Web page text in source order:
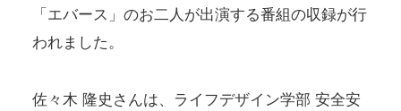
「エバース」のお二人が出演する番組の収録が行
われました。
佐々木 隆史さんは、ライフデザイン学部 安全安